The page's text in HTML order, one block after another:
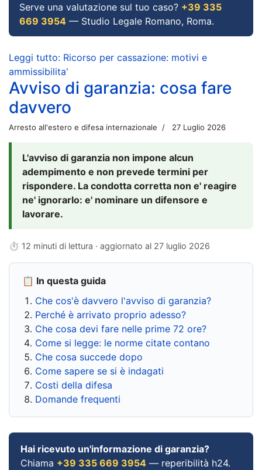
Serve una valutazione sul tuo caso? +39 335
669 3954 — Studio Legale Romano, Roma.
Leggi tutto: Ricorso per cassazione: motivi e
ammissibilita'
Avviso di garanzia: cosa fare
davvero
Arresto all'estero e difesa internazionale 27 Luglio 2026
L'avviso di garanzia non impone alcun
adempimento e non prevede termini per
rispondere. La condotta corretta non e' reagire
ne' ignorarlo: e' nominare un difensore e
lavorare.
⏱ 12 minuti di lettura · aggiornato al 27 luglio 2026
📋 In questa guida
Che cos'è davvero l'avviso di garanzia?
Perché è arrivato proprio adesso?
Che cosa devi fare nelle prime 72 ore?
Come si legge: le norme citate contano
Che cosa succede dopo
Come sapere se si è indagati
Costi della difesa
Domande frequenti
Hai ricevuto un'informazione di garanzia?
Chiama +39 335 669 3954 — reperibilità h24.